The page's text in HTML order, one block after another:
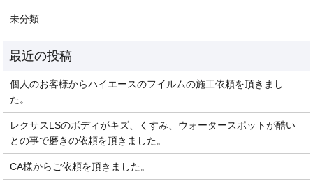
未分類
個人のお客様からハイエースのフイルムの施工依頼を頂きまし
た。
レクサスLSのボディがキズ、くすみ、ウォータースポットが酷い
との事で磨きの依頼を頂きました。
CA様からご依頼を頂きました。